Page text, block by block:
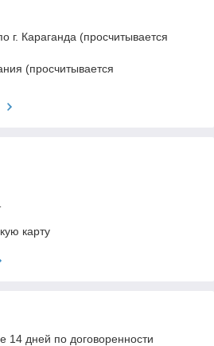
г. Караганда (просчитывается
(просчитывается
карту
14 дней по договоренности